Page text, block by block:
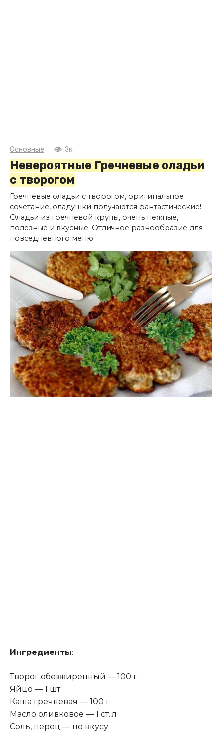
Основные 3к.
Невероятные Гречневые оладьи
с творогом
Гречневые оладьи с творогом, оригинальное
сочетание, оладушки получаются фантастические!
Оладьи из гречневой крупы, очень нежные,
полезные и вкусные. Отличное разнообразие для
повседневного меню.
Ингредиенты:
Творог обезжиренный — 100 г
Яйцо — 1 шт
Каша гречневая — 100 г
Масло оливковое — 1 ст. л
Соль‚ перец — по вкусу